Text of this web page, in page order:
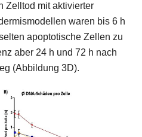
Zelltod mit aktivierter
waren bis 6 h
apoptotische Zellen zu
aber 24 h und 72 h nach
(Abbildung 3D).